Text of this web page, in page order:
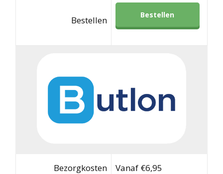
Bestellen Bestellen
Bezorgkosten Vanaf €6,95